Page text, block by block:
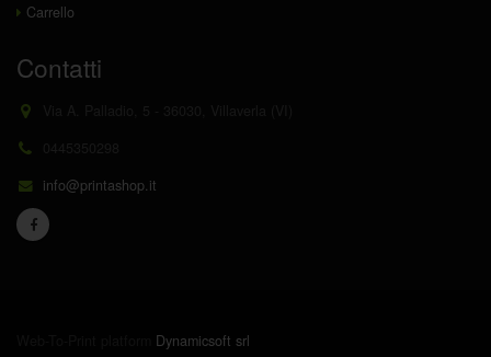
Carrello
Contatti
info@printashop.it
Dynamicsoft srl